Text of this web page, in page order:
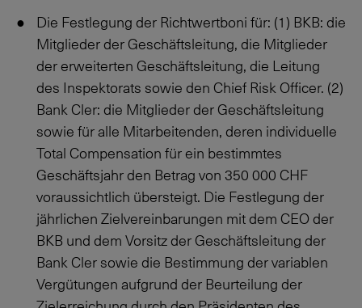
Die Festlegung der Richtwertboni für: (1) BKB: die
Mitglieder der Geschäftsleitung, die Mitglieder
der erweiterten Geschäftsleitung, die Leitung
des Inspektorats sowie den Chief Risk Officer. (2)
Bank Cler: die Mitglieder der Geschäftsleitung
sowie für alle Mitarbeitenden, deren individuelle
Total Compensation für ein bestimmtes
Geschäftsjahr den Betrag von 350 000 CHF
voraussichtlich übersteigt. Die Festlegung der
jährlichen Zielvereinbarungen mit dem CEO der
BKB und dem Vorsitz der Geschäftsleitung der
Bank Cler sowie die Bestimmung der variablen
Vergütungen aufgrund der Beurteilung der